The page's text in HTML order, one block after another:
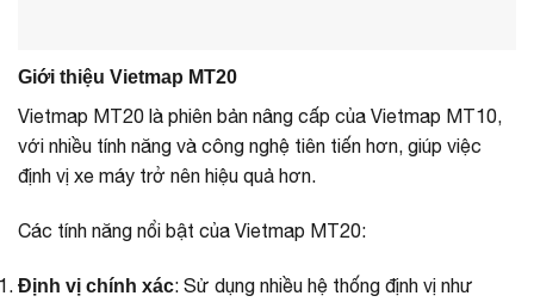
Giới thiệu Vietmap MT20
Vietmap MT20 là phiên bản nâng cấp của Vietmap MT10,
với nhiều tính năng và công nghệ tiên tiến hơn, giúp việc
định vị xe máy trở nên hiệu quả hơn.
Các tính năng nổi bật của Vietmap MT20:
Định vị chính xác: Sử dụng nhiều hệ thống định vị như